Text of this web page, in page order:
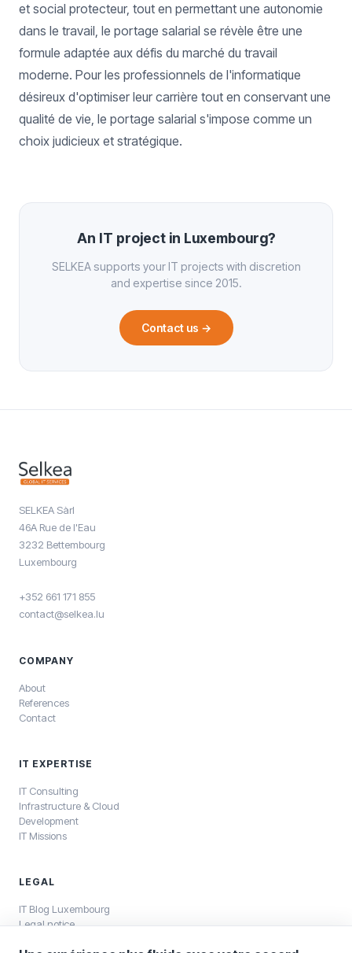
et social protecteur, tout en permettant une autonomie
dans le travail, le portage salarial se révèle être une
formule adaptée aux défis du marché du travail
moderne. Pour les professionnels de l'informatique
désireux d'optimiser leur carrière tout en conservant une
qualité de vie, le portage salarial s'impose comme un
choix judicieux et stratégique.
An IT project in Luxembourg?
SELKEA supports your IT projects with discretion
and expertise since 2015.
Contact us →
SELKEA Sàrl
46A Rue de l'Eau
3232 Bettembourg
Luxembourg
+352 661 171 855
contact@selkea.lu
COMPANY
About
References
Contact
IT EXPERTISE
IT Consulting
Infrastructure & Cloud
Development
IT Missions
LEGAL
IT Blog Luxembourg
Legal notice